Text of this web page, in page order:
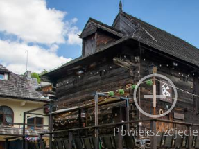
Powiększ zdjęcie